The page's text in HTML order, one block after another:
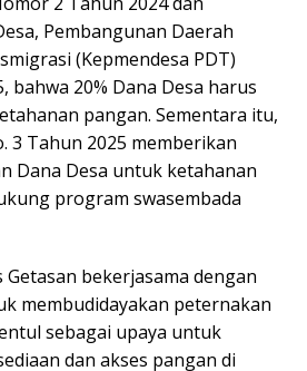
Pembangunan Daerah
(Kepmendesa PDT)
bahwa 20% Dana Desa harus
pangan. Sementara itu,
3 Tahun 2025 memberikan
Dana Desa untuk ketahanan
program swasembada
Getasan bekerjasama dengan
membudidayakan peternakan
sebagai upaya untuk
dan akses pangan di